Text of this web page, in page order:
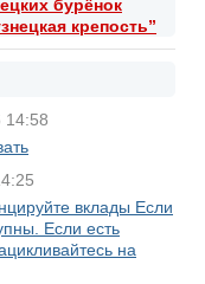
бурёнок
крепость”
14:58
вклады Если
Если есть
на